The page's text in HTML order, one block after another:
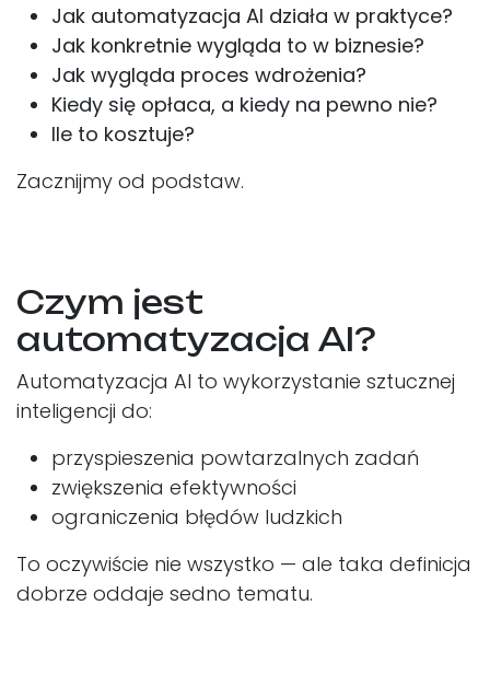
Jak automatyzacja AI działa w praktyce?
Jak konkretnie wygląda to w biznesie?
Jak wygląda proces wdrożenia?
Kiedy się opłaca, a kiedy na pewno nie?
Ile to kosztuje?
Zacznijmy od podstaw.
Czym jest
automatyzacja AI?
Automatyzacja AI to wykorzystanie sztucznej
inteligencji do:
przyspieszenia powtarzalnych zadań
zwiększenia efektywności
ograniczenia błędów ludzkich
To oczywiście nie wszystko — ale taka definicja
dobrze oddaje sedno tematu.